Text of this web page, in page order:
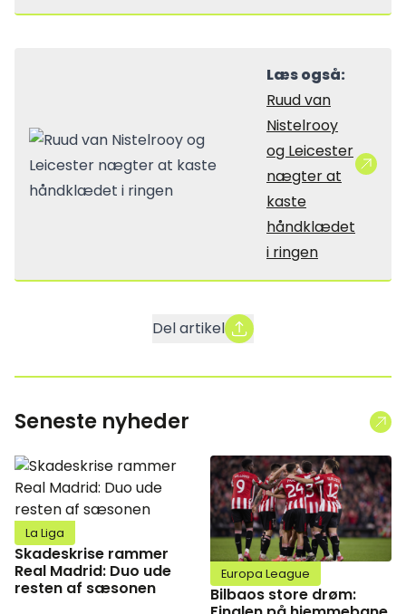
Læs også:
Ruud van
Nistelrooy
og Leicester
nægter at
kaste
håndklædet
i ringen
Del artikel
Seneste nyheder
La Liga
Skadeskrise rammer
Real Madrid: Duo ude
resten af sæsonen
Europa League
Bilbaos store drøm: